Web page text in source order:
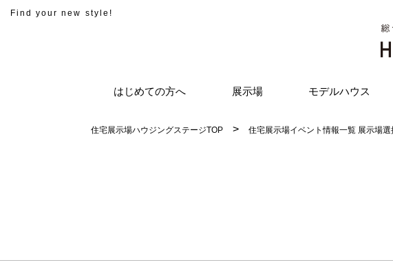
Find your new style!
はじめての方へ 展示場 モデルハウス
住宅展示場ハウジングステージTOP 住宅展示場イベント情報一覧 展示場選